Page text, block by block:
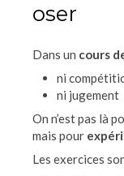
oser
Dans un cours
ni
ni jugement
On n’est pas là
mais pour
Les exercices